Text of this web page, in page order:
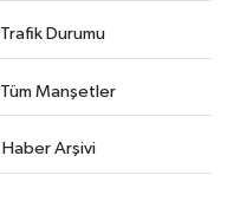
Trafik Durumu
Tüm Manşetler
Haber Arşivi